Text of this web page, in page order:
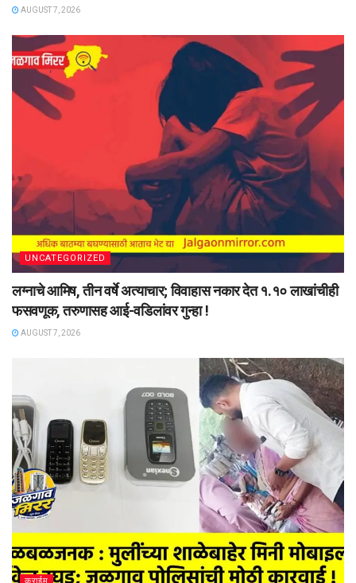
AUGUST 7, 2026
UNCATEGORIZED
लग्नाचे आमिष, तीन वर्षे अत्याचार; विवाहास नकार देत १.१० लाखांचीही
फसवणूक, तरुणासह आई-वडिलांवर गुन्हा !
AUGUST 7, 2026